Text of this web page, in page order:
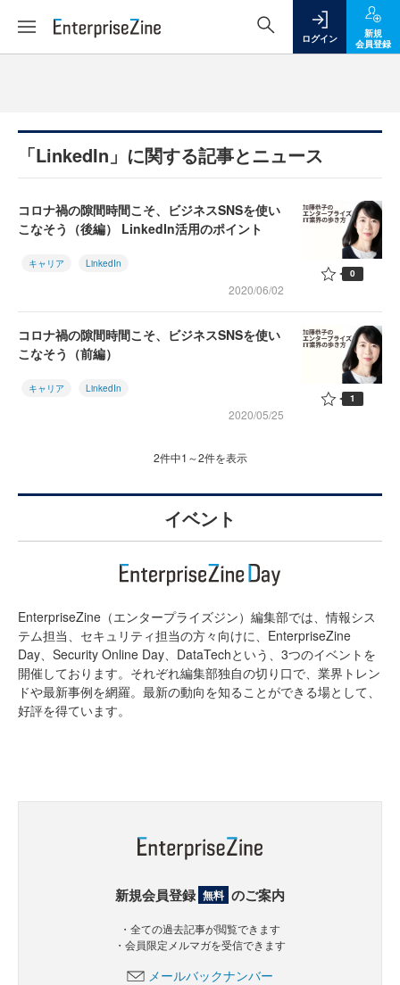
ログイン
新規
会員登録
「LinkedIn」に関する記事とニュース
コロナ禍の隙間時間こそ、ビジネスSNSを使い
こなそう（後編） LinkedIn活用のポイント
キャリア LinkedIn
2020/06/02
0
コロナ禍の隙間時間こそ、ビジネスSNSを使い
こなそう（前編）
キャリア LinkedIn
2020/05/25
1
2件中1～2件を表示
イベント
EnterpriseZine（エンタープライズジン）編集部では、情報シス
テム担当、セキュリティ担当の方々向けに、EnterpriseZine
Day、Security Online Day、DataTechという、3つのイベントを
開催しております。それぞれ編集部独自の切り口で、業界トレン
ドや最新事例を網羅。最新の動向を知ることができる場として、
好評を得ています。
新規会員登録 無料 のご案内
・全ての過去記事が閲覧できます
・会員限定メルマガを受信できます
メールバックナンバー